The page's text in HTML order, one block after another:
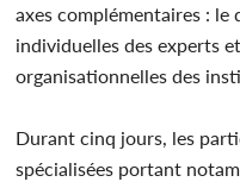
axes complémentaires : le
individuelles des experts
organisationnelles des
Durant cinq jours, les
spécialisées portant